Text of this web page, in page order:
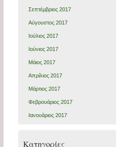
Σεπτέμβριος 2017
Αύγουστος 2017
Ιούλιος 2017
Ιούνιος 2017
Μάιος 2017
Απρίλιος 2017
Μάρτιος 2017
Φεβρουάριος 2017
Ιανουάριος 2017
Kατηγορίες